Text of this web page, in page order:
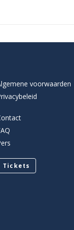
voorwaarden
Tickets